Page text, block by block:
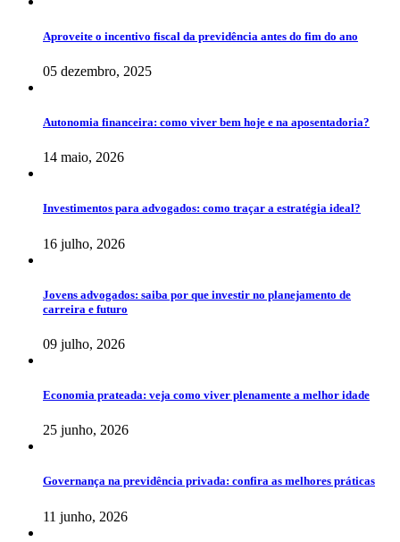
Aproveite o incentivo fiscal da previdência antes do fim do ano
05 dezembro, 2025
Autonomia financeira: como viver bem hoje e na aposentadoria?
14 maio, 2026
Investimentos para advogados: como traçar a estratégia ideal?
16 julho, 2026
Jovens advogados: saiba por que investir no planejamento de
carreira e futuro
09 julho, 2026
Economia prateada: veja como viver plenamente a melhor idade
25 junho, 2026
Governança na previdência privada: confira as melhores práticas
11 junho, 2026